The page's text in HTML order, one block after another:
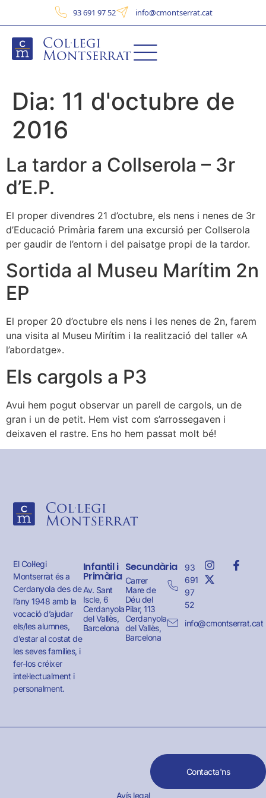
93 691 97 52 info@cmontserrat.cat
Dia: 11 d'octubre de
2016
La tardor a Collserola – 3r
d’E.P.
El proper divendres 21 d’octubre, els nens i nenes de 3r
d’Educació Primària farem una excursió per Collserola
per gaudir de l’entorn i del paisatge propi de la tardor.
Sortida al Museu Marítim 2n
EP
El proper 20 d’octubre els nens i les nenes de 2n, farem
una visita al Museu Mirítim i la realització del taller «A
l’abordatge».
Els cargols a P3
Avui hem pogut observar un parell de cargols, un de
gran i un de petit. Hem vist com s’arrossegaven i
deixaven el rastre. Ens ho hem passat molt bé!
El Col·legi
Montserrat és a
Cerdanyola des de
l’any 1948 amb la
vocació d’ajudar
els/les alumnes,
d’estar al costat de
les seves famílies, i
fer-los créixer
intel·lectualment i
personalment.
Infantil i
Primària
Av. Sant
Iscle, 6
Cerdanyola
del Vallès,
Barcelona
Secundària
Carrer
Mare de
Déu del
Pilar, 113
Cerdanyola
del Vallès,
Barcelona
93
691
97
52
info@cmontserrat.cat
Contacta'ns
Avís legal